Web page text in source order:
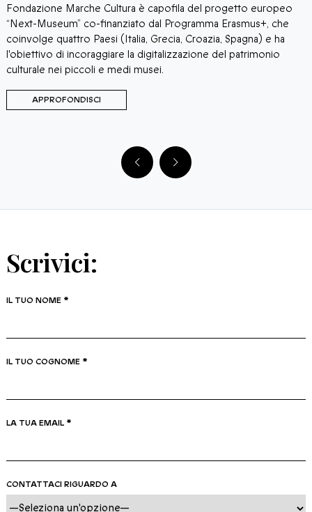
Marche Cultura è capofila del progetto europeo
Museum” co-finanziato dal Programma Erasmus+, che
quattro Paesi (Italia, Grecia, Croazia, Spagna) e ha
di incoraggiare la digitalizzazione del patrimonio
nei piccoli e medi musei.
APPROFONDISCI
Scrivici:
IL TUO NOME *
IL TUO COGNOME *
LA TUA EMAIL *
CONTATTACI RIGUARDO A